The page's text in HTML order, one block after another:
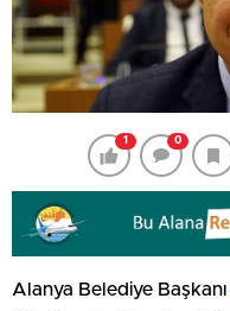
1 0
Alanya Belediye Başkanı